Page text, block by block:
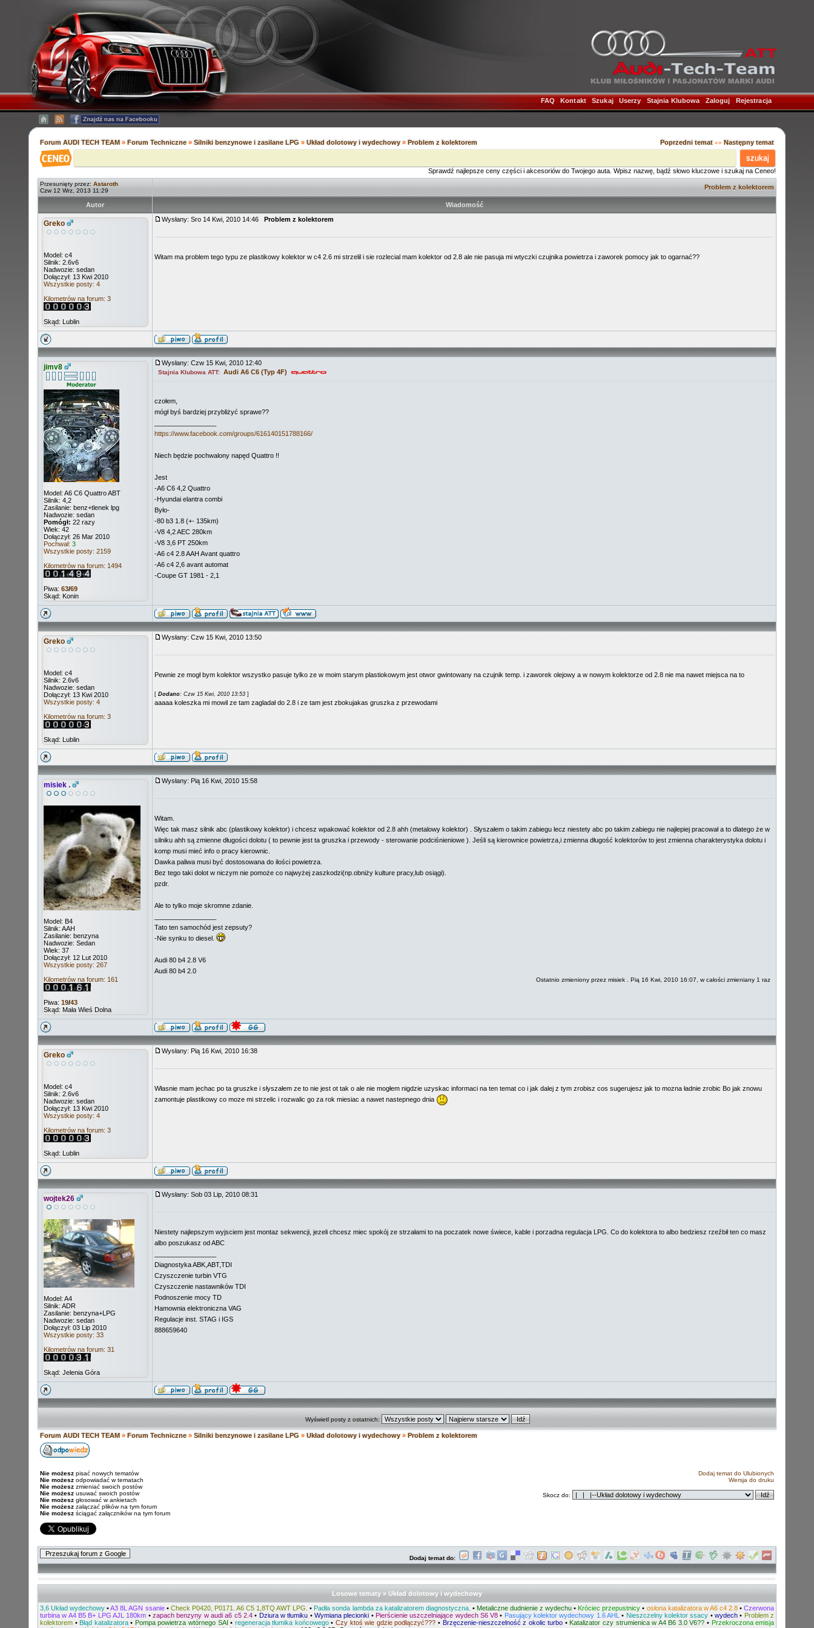
FAQ |Kontakt| Szukaj| Userzy Stajnia Klubowa Zaloguj Rejestracja
Forum AUDI TECH TEAM » Forum Techniczne » Silniki benzynowe i zasilane LPG » Układ dolotowy i wydechowy » Problem z kolektorem Poprzedni temat «» Następny temat
szukaj
Sprawdź najlepsze ceny części i akcesoriów do Twojego auta. Wpisz nazwę, bądź słowo kluczowe i szukaj na Ceneo!
Przesunięty przez: Astaroth
Czw 12 Wrz, 2013 11:29
Problem z kolektorem
Autor Wiadomość
Greko
Model: c4
Silnik: 2.6v6
Nadwozie: sedan
Dołączył: 13 Kwi 2010
Wszystkie posty: 4
Kilometrów na forum: 3
Skąd: Lublin
Wysłany: Sro 14 Kwi, 2010 14:46 Problem z kolektorem
Witam ma problem tego typu ze plastikowy kolektor w c4 2.6 mi strzelil i sie rozlecial mam kolektor od 2.8 ale nie pasuja mi wtyczki czujnika powietrza i zaworek pomocy jak to ogarnać??
jimv8
Model: A6 C6 Quattro ABT
Silnik: 4,2
Zasilanie: benz+tlenek lpg
Nadwozie: sedan
Pomógł: 22 razy
Wiek: 42
Dołączył: 26 Mar 2010
Pochwał: 3
Wszystkie posty: 2159
Kilometrów na forum: 1494
Piwa: 63/69
Skąd: Konin
Wysłany: Czw 15 Kwi, 2010 12:40
Stajnia Klubowa ATT: Audi A6 C6 (Typ 4F)
czołem,
mógł byś bardziej przybliżyć sprawe??
https://www.facebook.com/groups/616140151788166/
Niech będzie pochwalony napęd Quattro !!
Jest
-A6 C6 4,2 Quattro
-Hyundai elantra combi
Było-
-80 b3 1.8 (+- 135km)
-V8 4,2 AEC 280km
-V8 3,6 PT 250km
-A6 c4 2.8 AAH Avant quattro
-A6 c4 2,6 avant automat
-Coupe GT 1981 - 2,1
Greko
Model: c4
Silnik: 2.6v6
Nadwozie: sedan
Dołączył: 13 Kwi 2010
Wszystkie posty: 4
Kilometrów na forum: 3
Skąd: Lublin
Wysłany: Czw 15 Kwi, 2010 13:50
Pewnie ze mogł bym kolektor wszystko pasuje tylko ze w moim starym plastiokowym jest otwor gwintowany na czujnik temp. i zaworek olejowy a w nowym kolektorze od 2.8 nie ma nawet miejsca na to
[ Dodano: Czw 15 Kwi, 2010 13:53 ]
aaaaa koleszka mi mowil ze tam zagladał do 2.8 i ze tam jest zbokujakas gruszka z przewodami
misiek .
Model: B4
Silnik: AAH
Zasilanie: benzyna
Nadwozie: Sedan
Wiek: 37
Dołączył: 12 Lut 2010
Wszystkie posty: 267
Kilometrów na forum: 161
Piwa: 19/43
Skąd: Mała Wieś Dolna
Wysłany: Pią 16 Kwi, 2010 15:58
Witam.
Więc tak masz silnik abc (plastikowy kolektor) i chcesz wpakować kolektor od 2.8 ahh (metalowy kolektor) . Słyszałem o takim zabiegu lecz niestety abc po takim zabiegu nie najlepiej pracował a to dlatego że w
silniku ahh są zmienne długości dolotu ( to pewnie jest ta gruszka i przewody - sterowanie podciśnieniowe ). Jeśli są kierownice powietrza,i zmienna długość kolektorów to jest zmienna charakterystyka dolotu i
komp musi mieć info o pracy kierownic.
Dawka paliwa musi być dostosowana do ilości powietrza.
Bez tego taki dolot w niczym nie pomoże co najwyżej zaszkodzi(np.obniży kulture pracy,lub osiągi).
pzdr.
Ale to tylko moje skromne zdanie.
Tato ten samochód jest zepsuty?
-Nie synku to diesel.
Audi 80 b4 2.8 V6
Audi 80 b4 2.0
Ostatnio zmieniony przez misiek . Pią 16 Kwi, 2010 16:07, w całości zmieniany 1 raz
Greko
Model: c4
Silnik: 2.6v6
Nadwozie: sedan
Dołączył: 13 Kwi 2010
Wszystkie posty: 4
Kilometrów na forum: 3
Skąd: Lublin
Wysłany: Pią 16 Kwi, 2010 16:38
Własnie mam jechac po ta gruszke i słyszałem ze to nie jest ot tak o ale nie mogłem nigdzie uzyskac informaci na ten temat co i jak dalej z tym zrobisz cos sugerujesz jak to mozna ładnie zrobic Bo jak znowu
zamontuje plastikowy co moze mi strzelic i rozwalic go za rok miesiac a nawet nastepnego dnia
wojtek26
Model: A4
Silnik: ADR
Zasilanie: benzyna+LPG
Nadwozie: sedan
Dołączył: 03 Lip 2010
Wszystkie posty: 33
Kilometrów na forum: 31
Skąd: Jelenia Góra
Wysłany: Sob 03 Lip, 2010 08:31
Niestety najlepszym wyjsciem jest montaz sekwencji, jezeli chcesz miec spokój ze strzałami to na poczatek nowe świece, kable i porzadna regulacja LPG. Co do kolektora to albo bedziesz rzeźbił ten co masz
albo poszukasz od ABC
Diagnostyka ABK,ABT,TDI
Czyszczenie turbin VTG
Czyszczenie nastawników TDI
Podnoszenie mocy TD
Hamownia elektroniczna VAG
Regulacje inst. STAG i IGS
888659640
Wyświetl posty z ostatnich:
Forum AUDI TECH TEAM » Forum Techniczne » Silniki benzynowe i zasilane LPG » Układ dolotowy i wydechowy » Problem z kolektorem
Nie możesz pisać nowych tematów
Nie możesz odpowiadać w tematach
Nie możesz zmieniać swoich postów
Nie możesz usuwać swoich postów
Nie możesz głosować w ankietach
Nie możesz załączać plików na tym forum
Nie możesz ściągać załączników na tym forum
Dodaj temat do Ulubionych
Wersja do druku
Skocz do:
Dodaj temat do:
Losowe tematy » Układ dolotowy i wydechowy
3,6 Układ wydechowy •A3 8L AGN ssanie• Check P0420, P0171. A6 C5 1,8TQ AWT LPG. • Padła sonda lambda za katalizatorem diagnostyczna. • Metaliczne dudnienie z wydechu• Króciec przepustnicy • osłona katalizatora w A6 c4 2.8•Czerwona
turbina w A4 B5 B+ LPG AJL 180km • zapach benzyny w audi a6 c5 2.4• Dziura w tłumiku • Wymiana plecionki • Pierścienie uszczelniające wydech S6 V8 • Pasujący kolektor wydechowy 1.6 AHL • Nieszczelny kolektor ssacy •wydech • Problem z
kolektorem • Błąd katalizatora• Pompa powietrza wtórnego SAI • regeneracja tłumika końcowego•Czy ktoś wie gdzie podłączyć??? • Brzęczenie-nieszczelność z okolic turbo • Katalizator czy strumienica w A4 B6 3.0 V6?? • Przekroczona emisja